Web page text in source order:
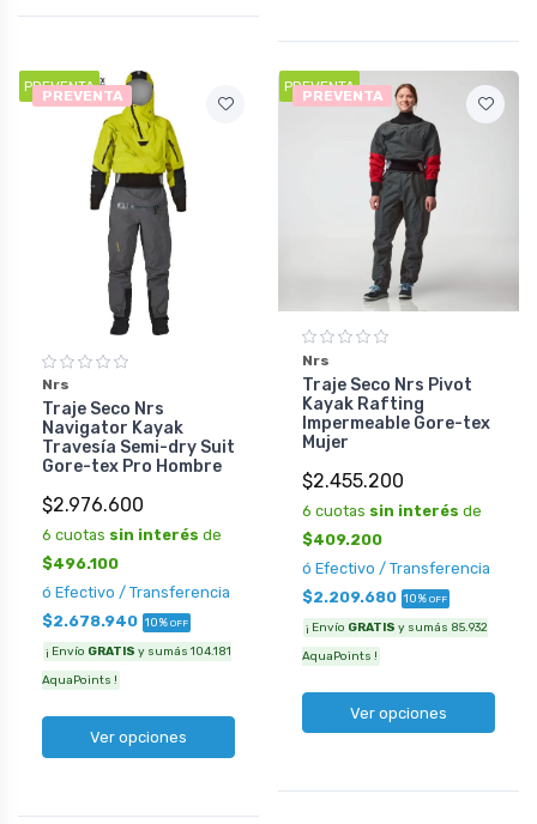
PREVENTA
PREVENTA
Nrs
Traje Seco Nrs
Navigator Kayak
Travesía Semi-dry Suit
Gore-tex Pro Hombre
$2.976.600
6 cuotas sin interés de
$496.100
ó Efectivo / Transferencia
$2.678.940 10% OFF
¡ Envío GRATIS y sumás 104.181
AquaPoints !
Ver opciones
PREVENTA
PREVENTA
Nrs
Traje Seco Nrs Pivot
Kayak Rafting
Impermeable Gore-tex
Mujer
$2.455.200
6 cuotas sin interés de
$409.200
ó Efectivo / Transferencia
$2.209.680 10% OFF
¡ Envío GRATIS y sumás 85.932
AquaPoints !
Ver opciones